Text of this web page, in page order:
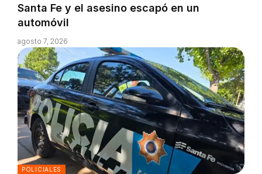
Santa Fe y el asesino escapó en un
automóvil
agosto 7, 2026
POLICIALES